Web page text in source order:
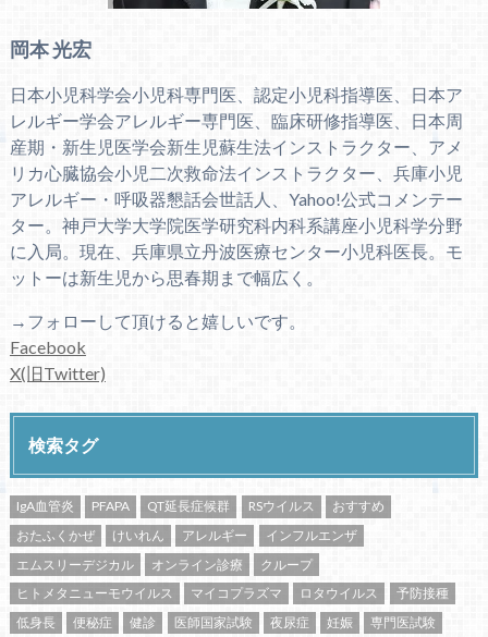
岡本 光宏
日本小児科学会小児科専門医、認定小児科指導医、日本ア
レルギー学会アレルギー専門医、臨床研修指導医、日本周
産期・新生児医学会新生児蘇生法インストラクター、アメ
リカ心臓協会小児二次救命法インストラクター、兵庫小児
アレルギー・呼吸器懇話会世話人、Yahoo!公式コメンテー
ター。神戸大学大学院医学研究科内科系講座小児科学分野
に入局。現在、兵庫県立丹波医療センター小児科医長。モ
ットーは新生児から思春期まで幅広く。
→フォローして頂けると嬉しいです。
Facebook
X(旧Twitter)
検索タグ
IgA血管炎 PFAPA QT延長症候群 RSウイルス
おすすめ
おたふくかぜ
けいれん アレルギー
インフルエンザ
エムスリーデジカル
オンライン診療
クループ
ヒトメタニューモウイルス
マイコプラズマ ロタウイルス
予防接種
低身長
便秘症 健診 医師国家試験 夜尿症 妊娠
専門医試験